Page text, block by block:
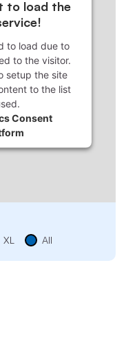
to load the
to load due to
to the visitor.
setup the site
to the list
Consent
XL All